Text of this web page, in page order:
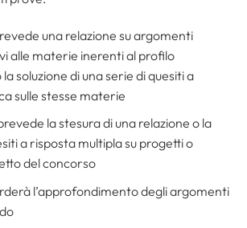
una relazione su argomenti
alle materie inerenti al profilo
soluzione di una serie di quesiti a
sulle stesse materie
la stesura di una relazione o la
a risposta multipla su progetti o
del concorso
l’approfondimento degli argomenti